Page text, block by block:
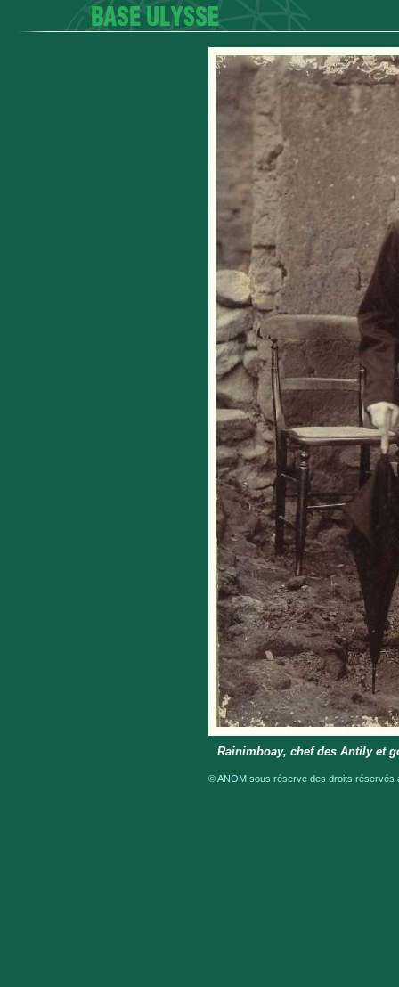
Rainimboay, chef des Antily et
© ANOM sous réserve des droits réservés